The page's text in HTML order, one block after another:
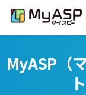
MyASP（